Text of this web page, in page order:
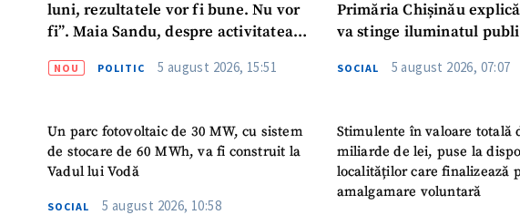
luni, rezultatele vor fi bune. Nu vor
fi”. Maia Sandu, despre activitatea
NOU POLITIC 5 august 2026, 15:51
Un parc fotovoltaic de 30 MW, cu sistem
de stocare de 60 MWh, va fi construit la
Vadul lui Vodă
SOCIAL 5 august 2026, 10:58
Primăria Chișinău
va stinge iluminatul
SOCIAL 5 august 2026, 07:07
Stimulente în valoare totală
miliarde de lei, puse la
localităților care finalizează
amalgamare voluntară